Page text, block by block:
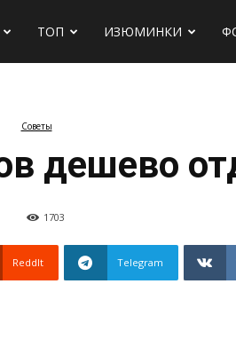
ТОП ИЗЮМИНКИ
Советы
дешево
1703
ReddIt Telegram